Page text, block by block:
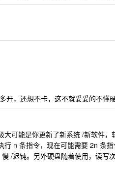
，还想不卡，这不就妥妥的不懂硬
可能是你更新了新系统 /新软件，
n 条指令，现在可能需要 2n 条
/迟钝。另外硬盘随着使用，读写